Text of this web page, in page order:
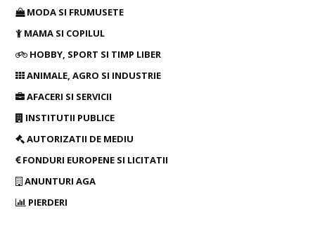
MODA SI FRUMUSETE
MAMA SI COPILUL
HOBBY, SPORT SI TIMP LIBER
ANIMALE, AGRO SI INDUSTRIE
AFACERI SI SERVICII
INSTITUTII PUBLICE
AUTORIZATII DE MEDIU
FONDURI EUROPENE SI LICITATII
ANUNTURI AGA
PIERDERI